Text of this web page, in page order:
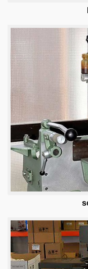
kombinierte
Kompressoren
Metallmaschinen
Pressen
Schleifmaschinen
Sägen
Gabelstapler
Werkstattofen,
Maschinenankauf
Shop